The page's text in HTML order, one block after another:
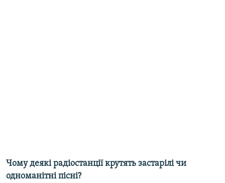
Чому деякі радіостанції крутять застарілі чи
одноманітні пісні?